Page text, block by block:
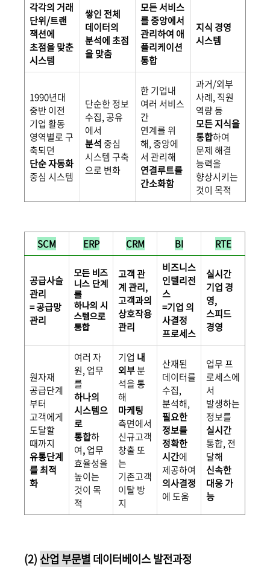
각각의 거래
단위/트랜
잭션에
초점을 맞춘
시스템
쌓인 전체
데이터의
분석에 초점
을 맞춤
모든 서비스
를 중앙에서
관리하여 애
플리케이션
통합
지식 경영
시스템
1990년대
중반 이전
기업 활동
영역별로 구
축되던
단순 자동화
중심 시스템
단순한 정보
수집, 공유
에서
분석중심
시스템 구축
으로 변화
한 기업내
여러 서비스
간
연계를 위
해, 중앙에
서 관리해
연결루트를
간소화함
과거/외부
사례, 직원
역량 등
모든지식을
통합하여
문제 해결
능력을
향상시키는
것이 목적
SCM ERP CRM BI RTE
공급사슬
관리
= 공급망
관리
모든 비즈
니스 단계
를
하나의 시
스템으로
통합
고객 관
계 관리,
고객과의
상호작용
관리
비즈니스
인텔리전
스
=기업 의
사결정
프로세스
실시간
기업 경
영,
스피드
경영
원자재
공급단계
부터
고객에게
도달할
때까지
유통단계
를 최적
화
여러 자
원, 업무
를
하나의
시스템으
로
통합하
여,업무
효율성을
높이는
것이 목
적
기업 내
외부분
석을 통
해
마케팅
측면에서
신규고객
창출 또
는
기존고객
이탈 방
지
산재된
데이터를
수집,
분석해,
필요한
정보를
정확한
시간에
제공하여
의사결정
에 도움
업무 프
로세스에
서
발생하는
정보를
실시간
통합, 전
달해
신속한
대응 가
능
(2) 산업 부문별데이터베이스 발전과정